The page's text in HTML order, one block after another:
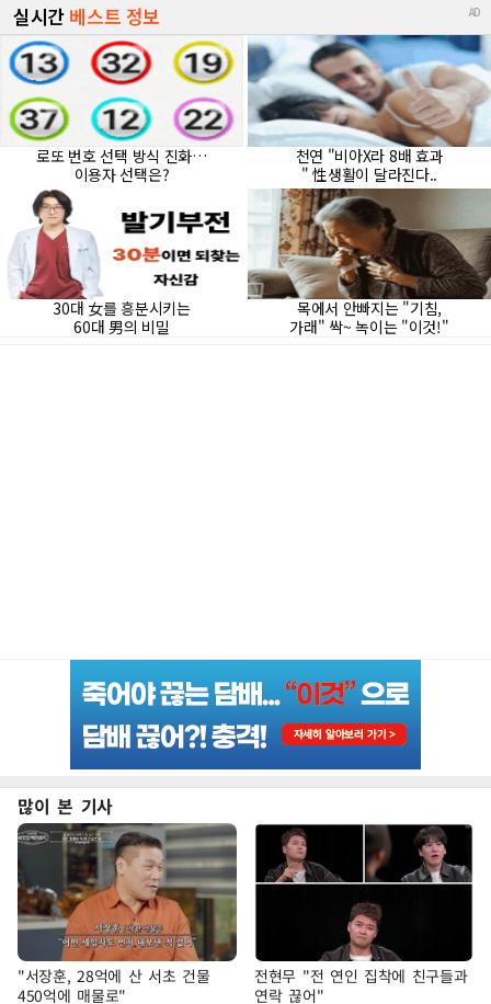
많이 본 기사
"서장훈, 28억에 산 서초 건물
450억에 매물로"
전현무 "전 연인 집착에 친구들과
연락 끊어"